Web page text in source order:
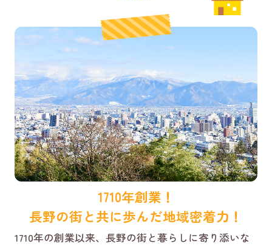
1710年創業！
長野の街と共に歩んだ地域密着力！
1710年の創業以来、長野の街と暮らしに寄り添いな